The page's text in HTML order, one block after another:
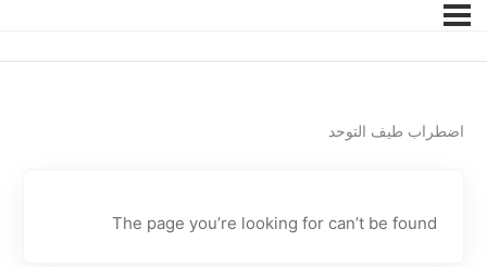
اضطراب طيف التوحد
The page you’re looking for can’t be found